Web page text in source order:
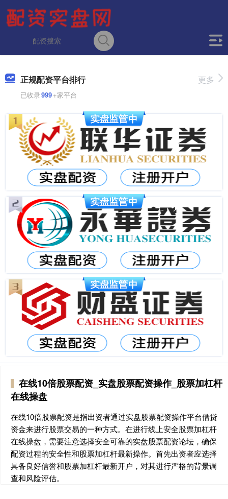
正规配资平台排行
已收录999+家平台
更多
在线10倍股票配资_实盘股票配资操作_股票加杠杆
在线操盘
在线10倍股票配资是指出资者通过实盘股票配资操作平台借贷
资金来进行股票交易的一种方式。在进行线上安全股票加杠杆
在线操盘，需要注意选择安全可靠的实盘股票配资论坛，确保
配资过程的安全性和股票加杠杆最新操作。首先出资者应选择
具备良好信誉和股票加杠杆最新开户，对其进行严格的背景调
查和风险评估。